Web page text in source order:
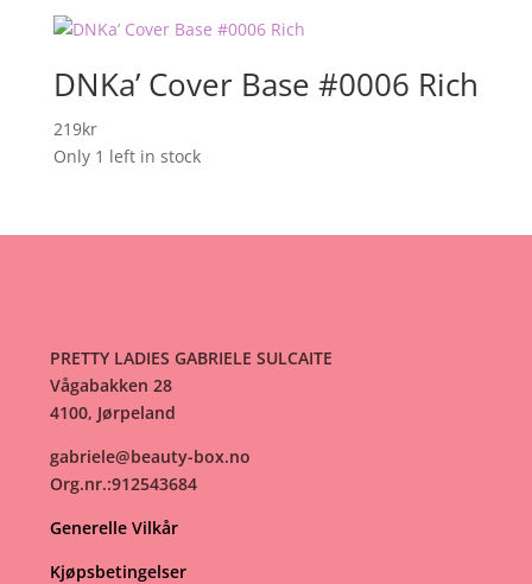
DNKa’ Cover Base #0006 Rich
219kr
Only 1 left in stock
PRETTY LADIES GABRIELE SULCAITE
Vågabakken 28
4100, Jørpeland
gabriele@beauty-box.no
Org.nr.:912543684
Generelle Vilkår
Kjøpsbetingelser